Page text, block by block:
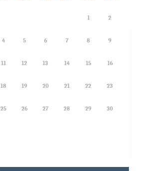
1 2
4 5 6 7 8 9
11 12 13 14 15 16
18 19 20 21 22 23
25 26 27 28 29 30